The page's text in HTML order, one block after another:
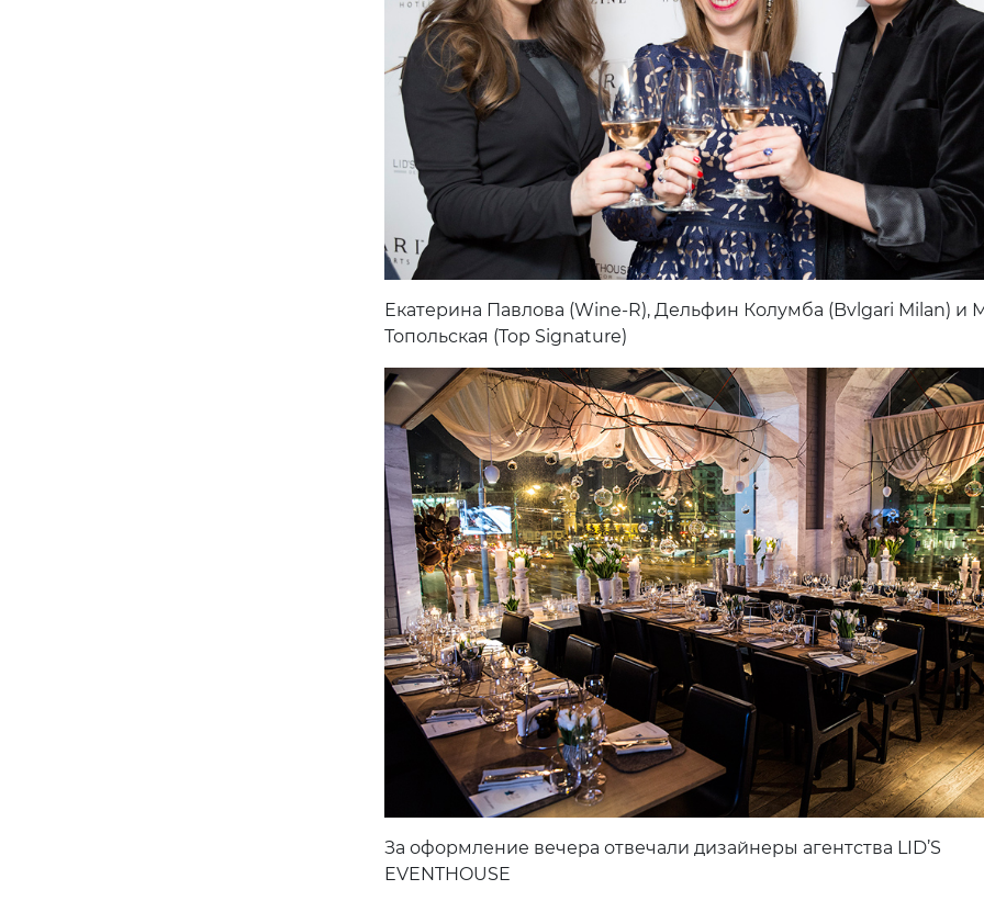
Екатерина Павлова (Wine-R), Дельфин Колумба (Bvlgari Milan) и
Топольская (Top Signature)
За оформление вечера отвечали дизайнеры агентства LID’S
EVENTHOUSE